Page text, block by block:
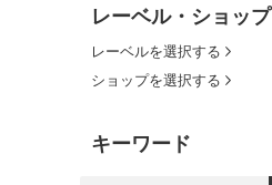
レーベル・ショップ
レーベルを選択する
ショップを選択する
キーワード